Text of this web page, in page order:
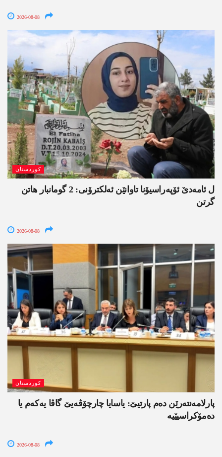
2026-08-08
کوردستان
ل ئامەدێ ئۆپەراسیۆنا تاوانێن ئەلکترۆنی: 2 گومانبار ھاتن
گرتن
2026-08-08
کوردستان
پارلامەنتەرێن دەم پارتیێ: یاسایا چارچۆڤەیێ گاڤا یەکەم یا
دەمۆکراسیێیە
2026-08-08